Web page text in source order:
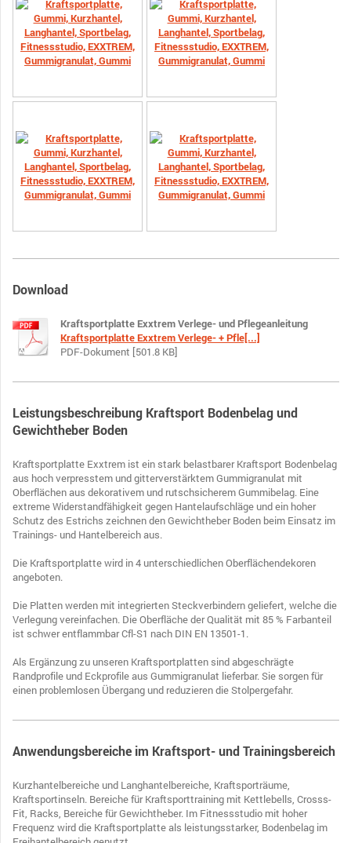
Download
Kraftsportplatte Exxtrem Verlege- und Pflegeanleitung
Kraftsportplatte Exxtrem Verlege- + Pfle[...]
PDF-Dokument [501.8 KB]
Leistungsbeschreibung Kraftsport Bodenbelag und
Gewichtheber Boden
Kraftsportplatte Exxtrem ist ein stark belastbarer Kraftsport Bodenbelag
aus hoch verpresstem und gitterverstärktem Gummigranulat mit
Oberflächen aus dekorativem und rutschsicherem Gummibelag. Eine
extreme Widerstandfähigkeit gegen Hantelaufschläge und ein hoher
Schutz des Estrichs zeichnen den Gewichtheber Boden beim Einsatz im
Trainings- und Hantelbereich aus.
Die Kraftsportplatte wird in 4 unterschiedlichen Oberflächendekoren
angeboten.
Die Platten werden mit integrierten Steckverbindern geliefert, welche die
Verlegung vereinfachen. Die Oberfläche der Qualität mit 85 % Farbanteil
ist schwer entflammbar Cfl-S1 nach DIN EN 13501-1.
Als Ergänzung zu unseren Kraftsportplatten sind abgeschrägte
Randprofile und Eckprofile aus Gummigranulat lieferbar. Sie sorgen für
einen problemlosen Übergang und reduzieren die Stolpergefahr.
Anwendungsbereiche im Kraftsport- und Trainingsbereich
Kurzhantelbereiche und Langhantelbereiche, Kraftsporträume,
Kraftsportinseln. Bereiche für Kraftsporttraining mit Kettlebells, Crosss-
Fit, Racks, Bereiche für Gewichtheber. Im Fitnessstudio mit hoher
Frequenz wird die Kraftsportplatte als leistungsstarker, Bodenbelag im